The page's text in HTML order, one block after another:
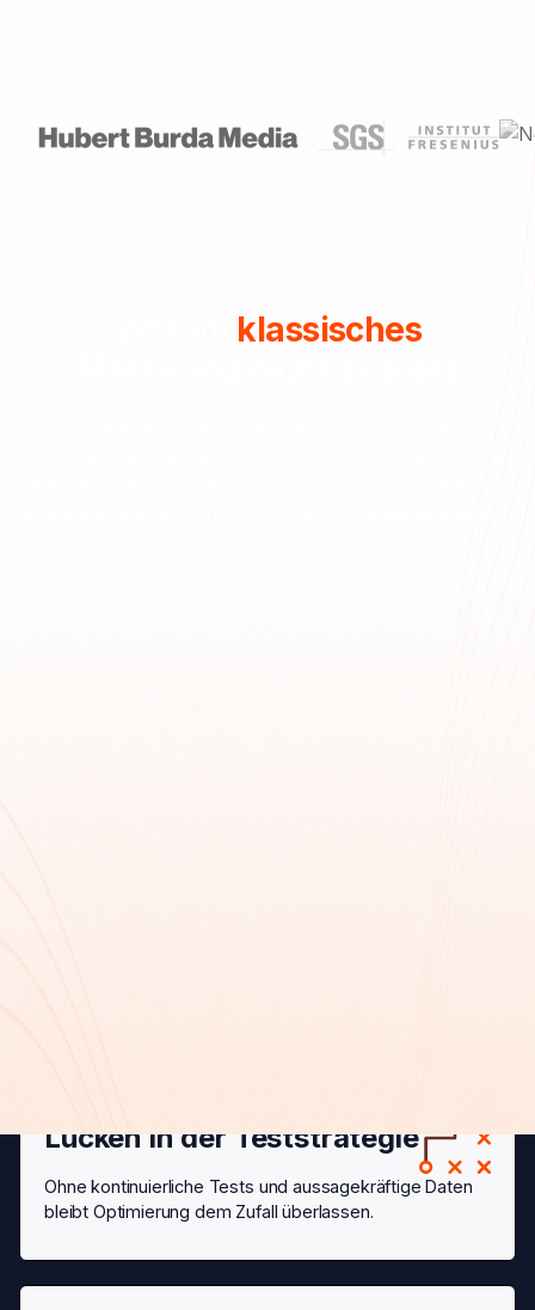
klassisches
Lücken in der Teststrategie
Ohne kontinuierliche Tests und aussagekräftige Daten
bleibt Optimierung dem Zufall überlassen.